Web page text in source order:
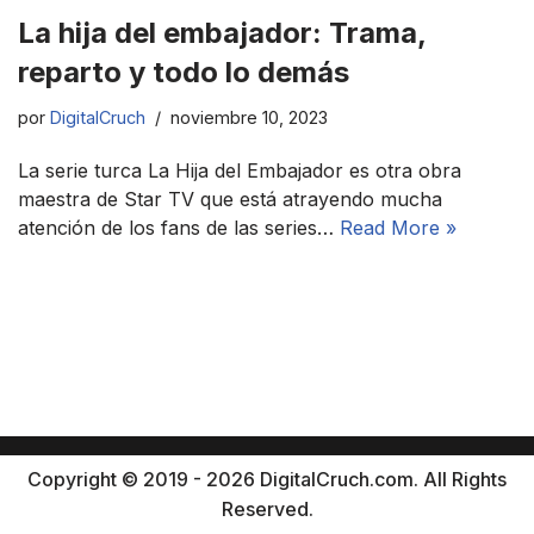
La hija del embajador: Trama,
reparto y todo lo demás
por DigitalCruch noviembre 10, 2023
La serie turca La Hija del Embajador es otra obra
maestra de Star TV que está atrayendo mucha
atención de los fans de las series… Read More »
Copyright © 2019 - 2026 DigitalCruch.com. All Rights
Reserved.